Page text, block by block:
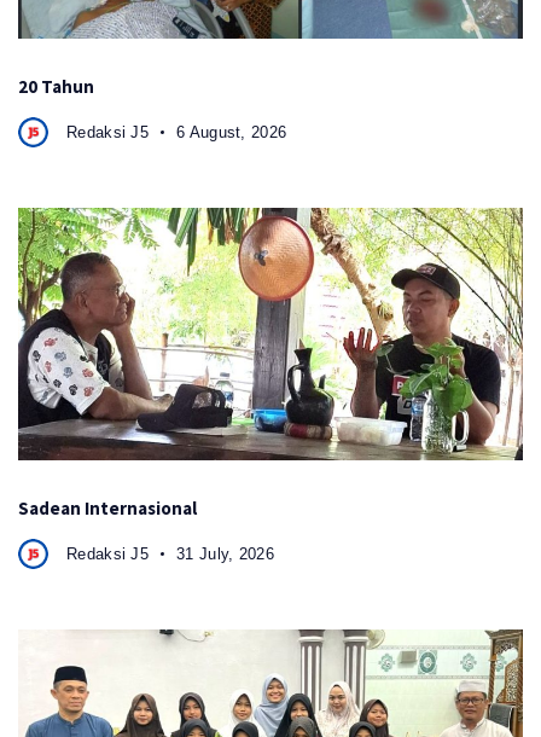
20 Tahun
Redaksi J5 6 August, 2026
Sadean Internasional
Redaksi J5 31 July, 2026